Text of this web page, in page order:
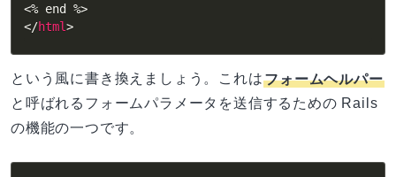
<% end %>
</html>
という風に書き換えましょう。これはフォームヘルパー
と呼ばれるフォームパラメータを送信するための Rails
の機能の一つです。